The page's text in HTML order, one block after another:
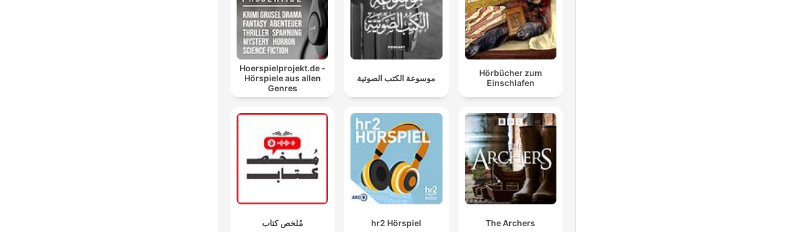
Hoerspielprojekt.de -
Hörspiele aus allen
Genres
موسوعة الكتب الصوتية
Hörbücher zum
Einschlafen
مُلخص كتاب hr2 Hörspiel The Archers